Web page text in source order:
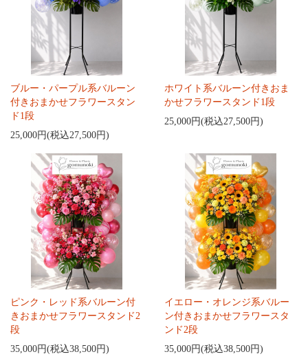
ブルー・パープル系バルーン
付きおまかせフラワースタン
ド1段
25,000円(税込27,500円)
ホワイト系バルーン付きおま
かせフラワースタンド1段
25,000円(税込27,500円)
ピンク・レッド系バルーン付
きおまかせフラワースタンド2
段
35,000円(税込38,500円)
イエロー・オレンジ系バルー
ン付きおまかせフラワースタ
ンド2段
35,000円(税込38,500円)